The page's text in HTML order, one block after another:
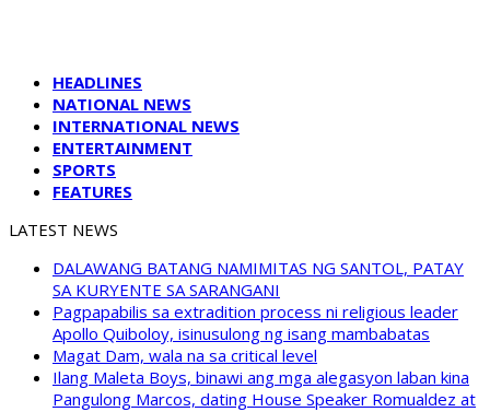
HEADLINES
NATIONAL NEWS
INTERNATIONAL NEWS
ENTERTAINMENT
SPORTS
FEATURES
LATEST NEWS
DALAWANG BATANG NAMIMITAS NG SANTOL, PATAY
SA KURYENTE SA SARANGANI
Pagpapabilis sa extradition process ni religious leader
Apollo Quiboloy, isinusulong ng isang mambabatas
Magat Dam, wala na sa critical level
Ilang Maleta Boys, binawi ang mga alegasyon laban kina
Pangulong Marcos, dating House Speaker Romualdez at